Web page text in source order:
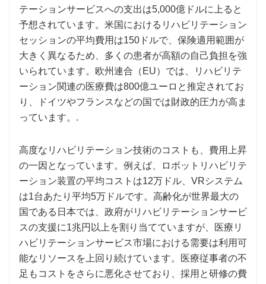
テーションサービスへの支出は5,000億ドルに上ると
予想されています。米国におけるリハビリテーション
セッションの平均費用は150ドルで、保険適用範囲が
大きく異なるため、多くの患者が高額の自己負担を強
いられています。欧州連合（EU）では、リハビリテ
ーション関連の医療費は800億ユーロと推定されてお
り、ドイツやフランスなどの国では財政的圧力が高ま
っています。.
高度なリハビリテーション技術のコストも、費用上昇
の一因となっています。例えば、ロボットリハビリテ
ーション装置の平均コストは12万ドル、VRシステム
は1台あたり平均5万ドルです。高齢化が世界最大の
国である日本では、政府がリハビリテーションサービ
スの支援に1兆円以上を割り当てていますが、医療リ
ハビリテーションサービス市場における需要は利用可
能なリソースを上回り続けています。医療従事者の不
足もコストをさらに悪化させており、採用と研修の費